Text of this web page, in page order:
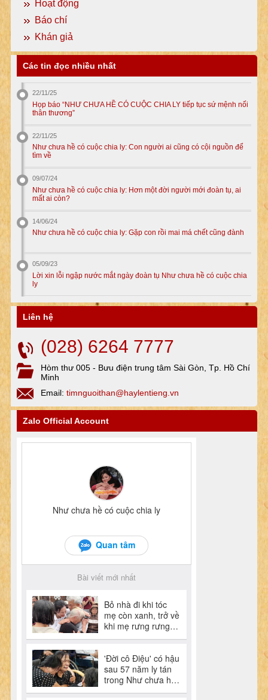
Hoạt động
Báo chí
Khán giả
Các tin đọc nhiều nhất
22/11/25
Họp báo “NHƯ CHƯA HỀ CÓ CUỘC CHIA LY tiếp tục sứ mệnh nối
thân thương”
22/11/25
Như chưa hề có cuộc chia ly: Con người ai cũng có cội nguồn để
tìm về
09/07/24
Như chưa hề có cuộc chia ly: Hơn một đời người mới đoàn tụ, ai
mất ai còn?
14/06/24
Như chưa hề có cuộc chia ly: Gặp con rồi mai má chết cũng đành
05/09/23
Lời xin lỗi ngập nước mắt ngày đoàn tụ Như chưa hề có cuộc chia
ly
Liên hệ
(028) 6264 7777
Hòm thư 005 - Bưu điện trung tâm Sài Gòn, Tp. Hồ Chí
Minh
Email: timnguoithan@haylentieng.vn
Zalo Official Account